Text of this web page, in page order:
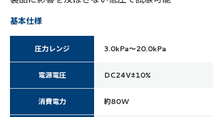
基本仕様
圧力レンジ 3.0kPa～20.0kPa
電源電圧 DC24V±10%
消費電力 約80W